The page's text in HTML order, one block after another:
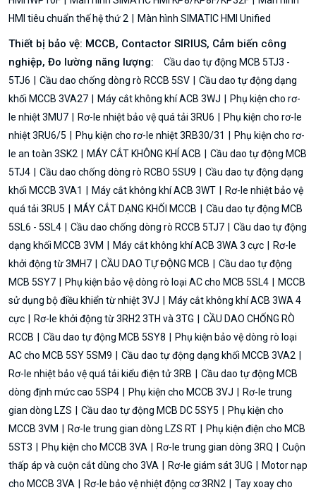
HMI tiêu chuẩn thế hệ thứ 2
Màn hình SIMATIC HMI Unified
Thiết bị bảo vệ: MCCB, Contactor SIRIUS, Cảm biến công
nghiệp, Đo lường năng lượng:
Cầu dao tự động MCB 5TJ3 -
5TJ6
Cầu dao chống dòng rò RCCB 5SV
Cầu dao tự động dạng
khối MCCB 3VA27
Máy cắt không khí ACB 3WJ
Phụ kiện cho rơ-
le nhiệt 3MU7
Rơ-le nhiệt bảo vệ quá tải 3RU6
Phụ kiện cho rơ-le
nhiệt 3RU6/5
Phụ kiện cho rơ-le nhiệt 3RB30/31
Phụ kiện cho rơ-
le an toàn 3SK2
MÁY CẮT KHÔNG KHÍ ACB
Cầu dao tự động MCB
5TJ4
Cầu dao chống dòng rò RCBO 5SU9
Cầu dao tự động dạng
khối MCCB 3VA1
Máy cắt không khí ACB 3WT
Rơ-le nhiệt bảo vệ
quá tải 3RU5
MÁY CẮT DẠNG KHỐI MCCB
Cầu dao tự động MCB
5SL6 - 5SL4
Cầu dao chống dòng rò RCCB 5TJ7
Cầu dao tự động
dạng khối MCCB 3VM
Máy cắt không khí ACB 3WA 3 cực
Rơ-le
khởi động từ 3MH7
CẦU DAO TỰ ĐỘNG MCB
Cầu dao tự động
MCB 5SY7
Phụ kiện bảo vệ dòng rò loại AC cho MCB 5SL4
MCCB
sử dụng bộ điều khiển từ nhiệt 3VJ
Máy cắt không khí ACB 3WA 4
cực
Rơ-le khởi động từ 3RH2 3TH và 3TG
CẦU DAO CHỐNG RÒ
RCCB
Cầu dao tự động MCB 5SY8
Phụ kiện bảo vệ dòng rò loại
AC cho MCB 5SY 5SM9
Cầu dao tự động dạng khối MCCB 3VA2
Rơ-le nhiệt bảo vệ quá tải kiểu điện tử 3RB
Cầu dao tự động MCB
dòng định mức cao 5SP4
Phụ kiện cho MCCB 3VJ
Rơ-le trung
gian dòng LZS
Cầu dao tự động MCB DC 5SY5
Phụ kiện cho
MCCB 3VM
Rơ-le trung gian dòng LZS RT
Phụ kiện điện cho MCB
5ST3
Phụ kiện cho MCCB 3VA Rơ-le trung gian dòng 3RQ
Cuộn
thấp áp và cuộn cắt dùng cho 3VA
Rơ-le giám sát 3UG
Motor nạp
cho MCCB 3VA
Rơ-le bảo vệ nhiệt động cơ 3RN2
Tay xoay cho